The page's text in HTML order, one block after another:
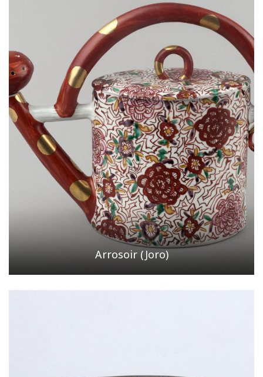
Arrosoir (Joro)